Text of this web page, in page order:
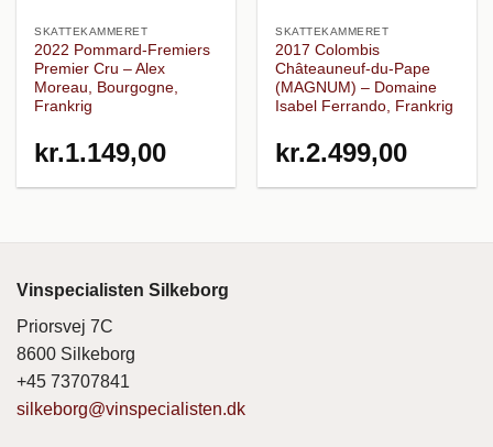
SKATTEKAMMERET
2022 Pommard-Fremiers
Premier Cru – Alex
Moreau, Bourgogne,
Frankrig
kr.1.149,00
SKATTEKAMMERET
2017 Colombis
Châteauneuf-du-Pape
(MAGNUM) – Domaine
Isabel Ferrando, Frankrig
kr.2.499,00
Vinspecialisten Silkeborg
Priorsvej 7C
8600 Silkeborg
+45 73707841
silkeborg@vinspecialisten.dk